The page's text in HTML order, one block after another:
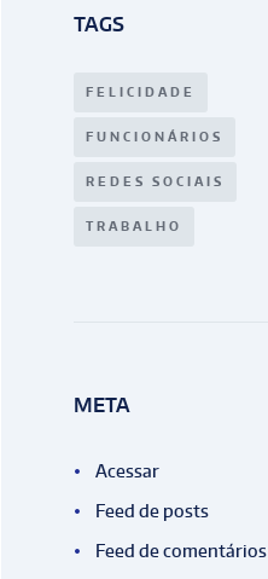
TAGS
FELICIDADE
FUNCIONÁRIOS
REDES SOCIAIS
TRABALHO
META
Acessar
Feed de posts
Feed de comentários